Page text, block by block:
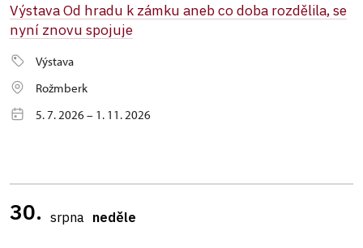
Výstava Od hradu k zámku aneb co doba rozdělila, se
nyní znovu spojuje
Výstava
Rožmberk
5. 7. 2026 – 1. 11. 2026
30. srpna neděle